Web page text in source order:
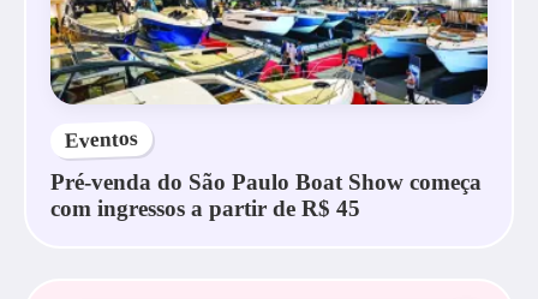
Eventos
Pré-venda do São Paulo Boat Show começa
com ingressos a partir de R$ 45